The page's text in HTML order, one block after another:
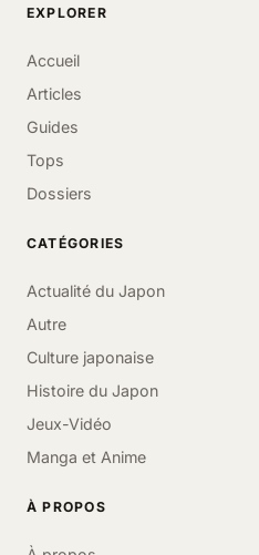
EXPLORER
Accueil
Articles
Guides
Tops
Dossiers
CATÉGORIES
Actualité du Japon
Autre
Culture japonaise
Histoire du Japon
Jeux-Vidéo
Manga et Anime
À PROPOS